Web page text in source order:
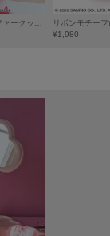
リボンモチー
¥1,980